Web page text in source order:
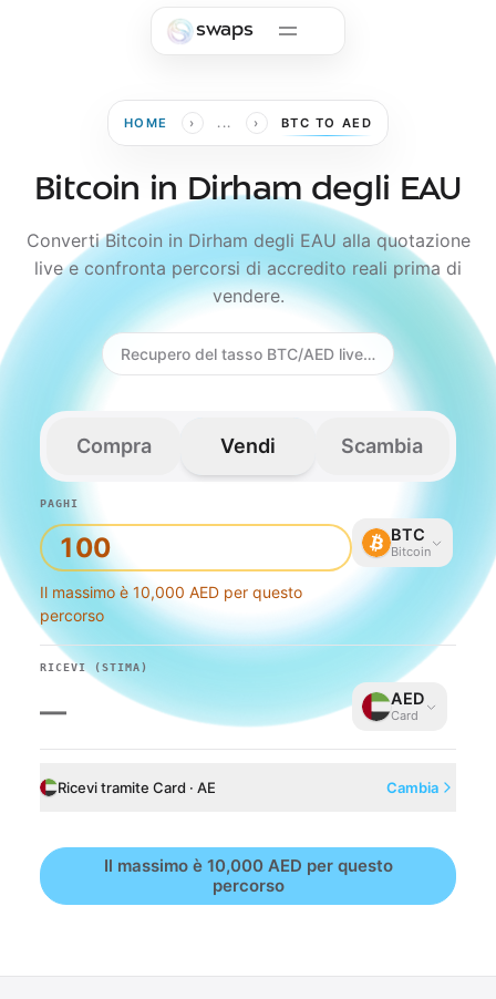
swaps
HOME › ... › BTC TO AED
Bitcoin in Dirham degli EAU
Converti Bitcoin in Dirham degli EAU alla quotazione
live e confronta percorsi di accredito reali prima di
vendere.
Recupero del tasso BTC/AED live…
Compra Vendi Scambia
PAGHI
Il massimo è 10,000 AED per questo
percorso
BTC
Bitcoin
RICEVI (STIMA)
— AED
Card
Ricevi tramite Card · AE Cambia
Il massimo è 10,000 AED per questo
percorso